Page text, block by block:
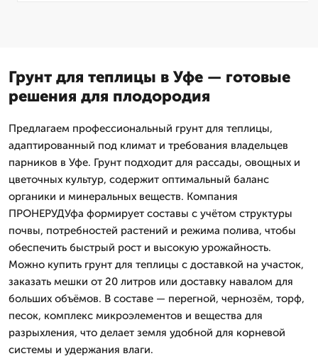
Грунт для теплицы в Уфе — готовые
решения для плодородия
Предлагаем профессиональный грунт для теплицы,
адаптированный под климат и требования владельцев
парников в Уфе. Грунт подходит для рассады, овощных и
цветочных культур, содержит оптимальный баланс
органики и минеральных веществ. Компания
ПРОНЕРУДУфа формирует составы с учётом структуры
почвы, потребностей растений и режима полива, чтобы
обеспечить быстрый рост и высокую урожайность.
Можно купить грунт для теплицы с доставкой на участок,
заказать мешки от 20 литров или доставку навалом для
больших объёмов. В составе — перегной, чернозём, торф,
песок, комплекс микроэлементов и вещества для
разрыхления, что делает земля удобной для корневой
системы и удержания влаги.